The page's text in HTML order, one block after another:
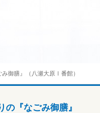
御膳』（八瀬大原Ⅰ番館）
『なごみ御膳』